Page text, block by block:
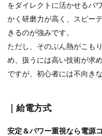
磨をす
をダイレクトに活かせるパ
かく研磨力が高く、スピー
きるのが強みです。
ただし、そのぶん熱がこも
め、扱うには高い技術が求
ですが、初心者には不向き
｜給電方式
安定＆パワー重視なら電源